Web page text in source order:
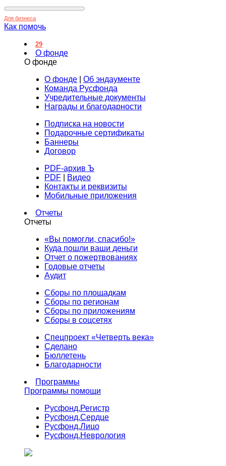
Для бизнеса
Как помочь
29
О фонде
О фонде
О фонде
Об эндаументе
Команда Русфонда
Учредительные документы
Награды и благодарности
Подписка на новости
Подарочные сертификаты
Баннеры
Договор
PDF-архив Ъ
PDF
Видео
Контакты и реквизиты
Мобильные приложения
Отчеты
Отчеты
«Вы помогли, спасибо!»
Куда пошли ваши деньги
Отчет о пожертвованиях
Годовые отчеты
Аудит
Сборы по площадкам
Сборы по регионам
Сборы по приложениям
Сборы в соцсетях
Спецпроект «Четверть века»
Сделано
Бюллетень
Благодарности
Программы
Программы помощи
Русфонд.Регистр
Русфонд.Сердце
Русфонд.Лицо
Русфонд.Неврология